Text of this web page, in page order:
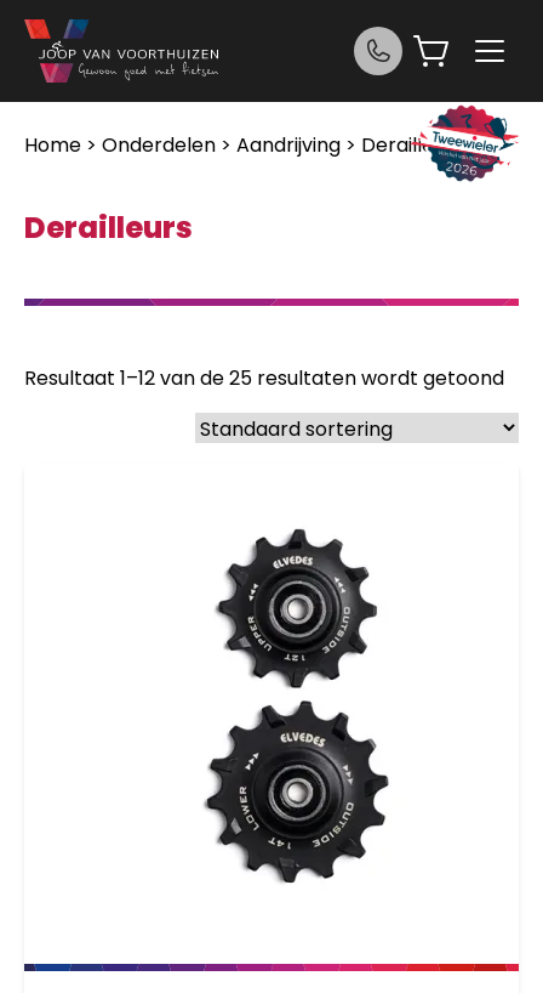
Ga naar de inhoud
Home > Onderdelen > Aandrijving > Derailleurs
Derailleurs
Resultaat 1–12 van de 25 resultaten wordt getoond